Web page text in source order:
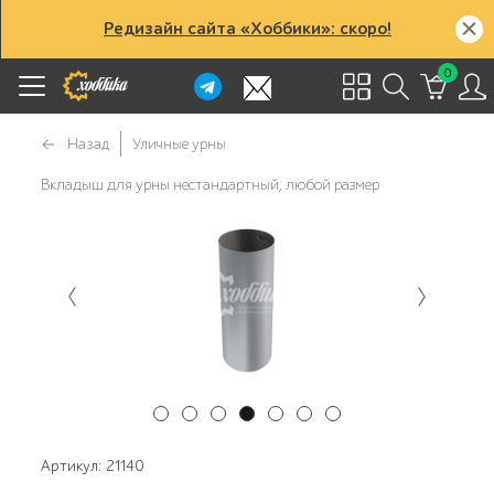
Редизайн сайта «Хоббики»: скоро!
0
Назад Уличные урны
Вкладыш для урны нестандартный, любой размер
Артикул: 21140